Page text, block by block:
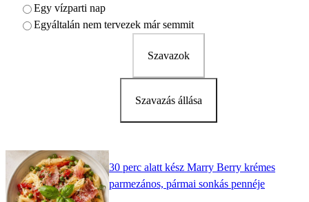
Egy vízparti nap
Egyáltalán nem tervezek már semmit
Szavazok
Szavazás állása
30 perc alatt kész Marry Berry krémes
parmezános, pármai sonkás pennéje